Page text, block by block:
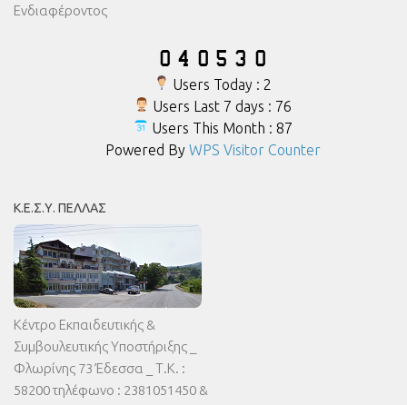
Ενδιαφέροντος
Users Today : 2
Users Last 7 days : 76
Users This Month : 87
Powered By WPS Visitor Counter
Κ.Ε.Σ.Υ. ΠΈΛΛΑΣ
Κέντρο Εκπαιδευτικής &
Συμβουλευτικής Υποστήριξης _
Φλωρίνης 73 Έδεσσα _ Τ.Κ. :
58200 τηλέφωνο : 2381051450 &